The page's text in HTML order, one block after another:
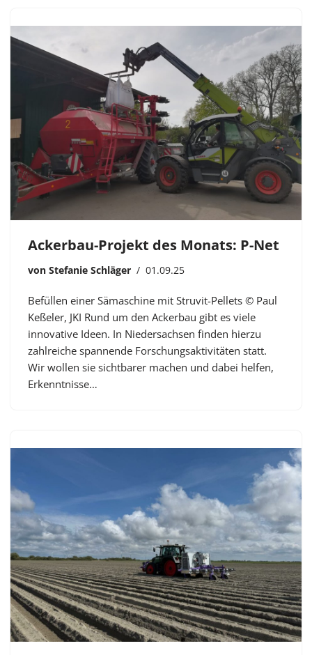
Ackerbau-Projekt des Monats: P-Net
von Stefanie Schläger 01.09.25
Befüllen einer Sämaschine mit Struvit-Pellets © Paul
Keßeler, JKI Rund um den Ackerbau gibt es viele
innovative Ideen. In Niedersachsen finden hierzu
zahlreiche spannende Forschungsaktivitäten statt.
Wir wollen sie sichtbarer machen und dabei helfen,
Erkenntnisse…